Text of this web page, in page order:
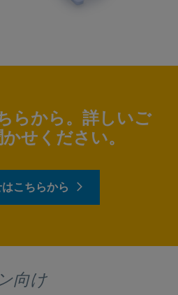
らから。詳しいご
せください。
こちらから
向け